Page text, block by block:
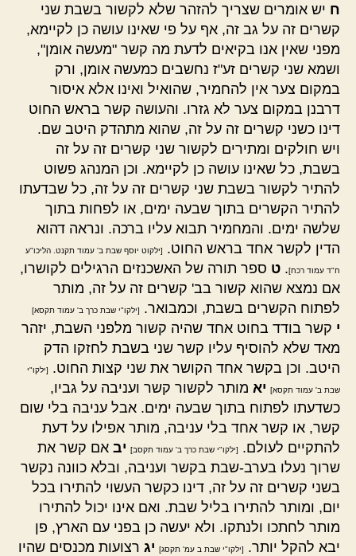
ח יש אומרים שצריך להזהר שלא לקשור בשבת שני
קשרים זה על גב זה, אף על פי שאינו עושה כן לקיימא,
מפני שאין אנו בקיאים לדעת מה קשר "מעשה אומן",
ושמא שני קשרים זע"ז נחשבים כמעשה אומן, ורק
במקום צער אין להחמיר, שהואיל ואינו אלא איסור
דרבנן במקום צער לא גזרו. והעושה קשר בראש החוט
דינו כשני קשרים זה על זה, שהוא מתהדק היטב שם.
ויש חולקים ומתירים לקשור שני קשרים זה על זה
בשבת, כל שאינו עושה כן לקיימא. וכן המנהג פשוט
להתיר לקשור בשבת שני קשרים זה על זה, כל שבדעתו
להתיר הקשרים בתוך שבעה ימים, או לפחות בתוך
שלשה ימים. והמחמיר תבוא עליו ברכה. ונראה דהוא
הדין לקשר אחד בראש החוט.
[ילקוט יוסף שבת ב' עמוד תקנט. הליכו"ע
ח"ד עמוד רכח]. ט ספר תורה של האשכנזים הרגילים לקושרו,
אם נמצא שהוא קשור בב' קשרים זה על זה, מותר
לפתוח הקשרים בשבת, וכמבואר.
[ילקו"י שבת כרך ב' עמוד תקסא]
י קשר בודד בחוט אחד שהיה קשור מלפני השבת, יזהר
מאד שלא להוסיף עליו קשר שני בשבת לחזקו הדק
היטב. וכן בקשר אחד הקושר את שני קצות החוט.
[ילקו"י
שבת ב' עמוד תקסא] יא מותר לקשור קשר ועניבה על גביו,
כשדעתו לפתוח בתוך שבעה ימים. אבל עניבה בלי שום
קשר, או קשר אחד בלי עניבה, מותר אפילו על דעת
להתקיים לעולם.
[ילקו"י שבת כרך ב' עמוד תקסב] יב אם קשר את
שרוך נעלו בערב-שבת בקשר ועניבה, ובלא כוונה נקשר
בשני קשרים זה על זה, דינו כקשר העשוי להתירו בכל
יום, ומותר להתירו בליל שבת. ואם אינו יכול להתירו
מותר לחתכו ולנתקו. ולא יעשה כן בפני עם הארץ, פן
יבא להקל יותר.
[ילקו"י שבת ב עמ' תקסג] יג רצועות מכנסים שהיו